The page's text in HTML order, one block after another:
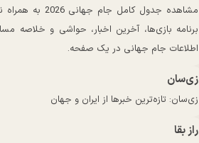
مشاهده جدول کامل جام
برنامه بازی‌ها، آخرین اخبار، حواشی و خلاصه
اطلاعات جام جهانی در یک صفحه.
زی‌سان
زی‌سان: تازه‌ترین خبرها از ایران و جهان
راز بقا